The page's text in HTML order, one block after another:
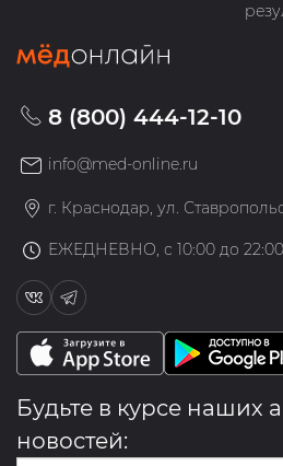
8 (800) 444-12-10
info@med-online.ru
г. Краснодар, ул.
ЕЖЕДНЕВНО, с 10:00 до 22:00
Будьте в курсе наших
новостей: